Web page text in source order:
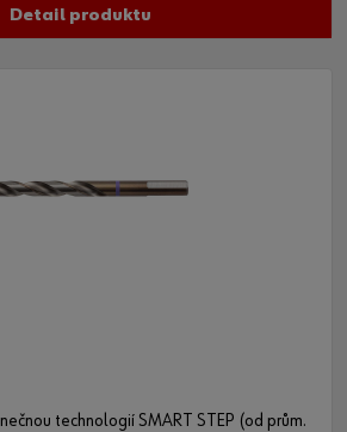
Detail produktu
technologií SMART STEP (od prům.